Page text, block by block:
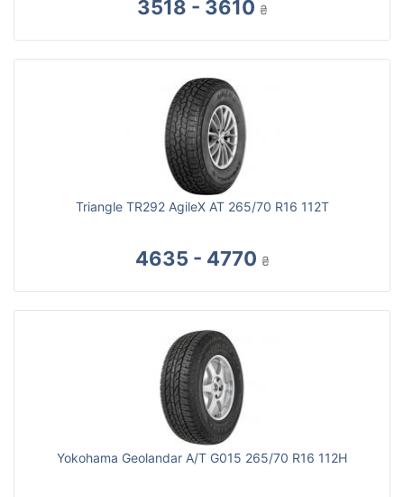
3518 - 3610 ₴
Triangle TR292 AgileX AT 265/70 R16 112T
4635 - 4770 ₴
Yokohama Geolandar A/T G015 265/70 R16 112H